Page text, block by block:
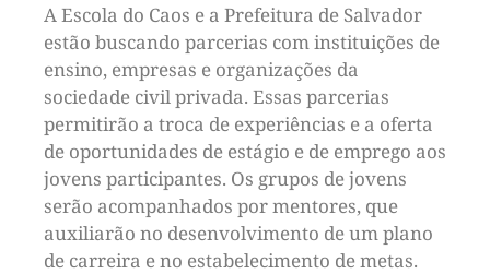
A Escola do Caos e a Prefeitura de Salvador
estão buscando parcerias com instituições de
ensino, empresas e organizações da
sociedade civil privada. Essas parcerias
permitirão a troca de experiências e a oferta
de oportunidades de estágio e de emprego aos
jovens participantes. Os grupos de jovens
serão acompanhados por mentores, que
auxiliarão no desenvolvimento de um plano
de carreira e no estabelecimento de metas.